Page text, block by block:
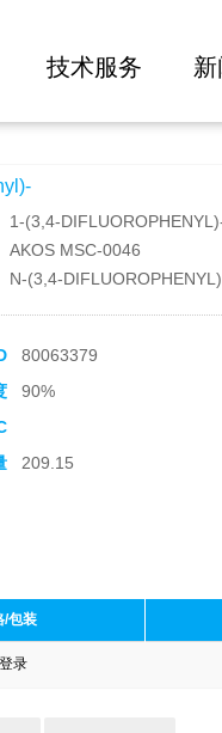
技术服务
1-(3,4-
AKOS MSC-0046
N-(3,4-
80063379
90%
209.15
/包装
录